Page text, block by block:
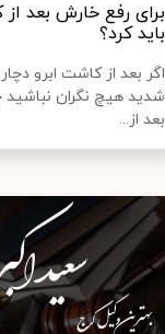
برای رفع خارش بعد
باید کرد؟
اگر بعد از کاشت ابرو
شدید هیچ نگران
بعد از...